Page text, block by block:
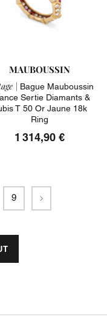
MAUBOUSSIN
| Bague Mauboussin
Sertie Diamants &
T 50 Or Jaune 18k
Ring
1 314,90 €
9 Suivant